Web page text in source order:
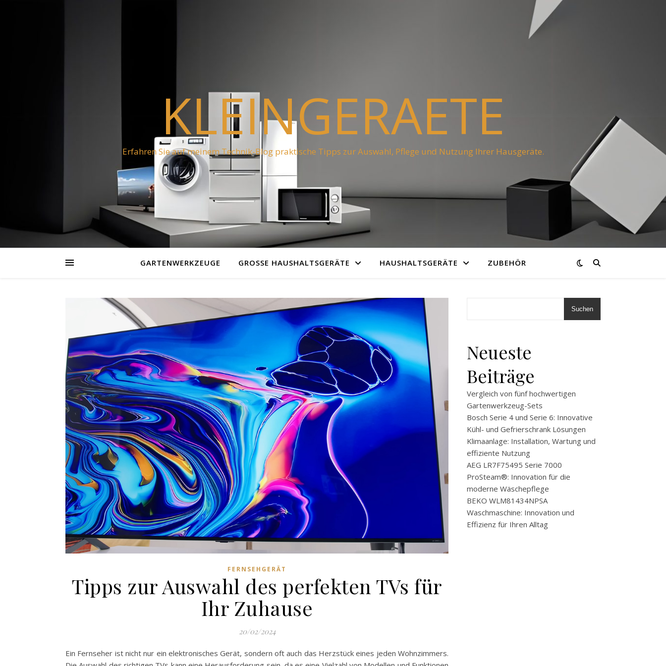
KLEINGERAETE
Erfahren Sie auf meinem Technik-Blog praktische Tipps zur Auswahl, Pflege und Nutzung Ihrer Hausgeräte.
GARTENWERKZEUGE GROSSE HAUSHALTSGERÄTE HAUSHALTSGERÄTE ZUBEHÖR
FERNSEHGERÄT
Tipps zur Auswahl des perfekten TVs für
Ihr Zuhause
20/02/2024
Ein Fernseher ist nicht nur ein elektronisches Gerät, sondern oft auch das Herzstück eines jeden Wohnzimmers.
Suchen
Neueste
Beiträge
Vergleich von fünf hochwertigen
Gartenwerkzeug-Sets
Bosch Serie 4 und Serie 6: Innovative
Kühl- und Gefrierschrank Lösungen
Klimaanlage: Installation, Wartung und
effiziente Nutzung
AEG LR7F75495 Serie 7000
ProSteam®: Innovation für die
moderne Wäschepflege
BEKO WLM81434NPSA
Waschmaschine: Innovation und
Effizienz für Ihren Alltag